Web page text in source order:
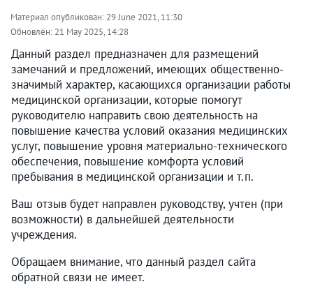
Материал опубликован: 29 June 2021, 11:30
Обновлён: 21 May 2025, 14:28
Данный раздел предназначен для размещений
замечаний и предложений, имеющих общественно-
значимый характер, касающихся организации работы
медицинской организации, которые помогут
руководителю направить свою деятельность на
повышение качества условий оказания медицинских
услуг, повышение уровня материально-технического
обеспечения, повышение комфорта условий
пребывания в медицинской организации и т.п.
Ваш отзыв будет направлен руководству, учтен (при
возможности) в дальнейшей деятельности
учреждения.
Обращаем внимание, что данный раздел сайта
обратной связи не имеет.